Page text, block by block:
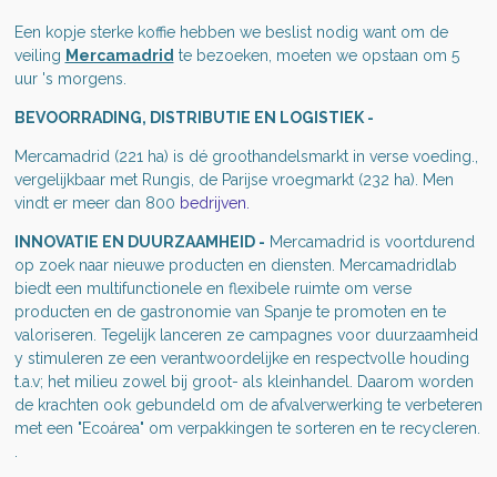
Een kopje sterke koffie hebben we beslist nodig want om de
veiling Mercamadrid te bezoeken, moeten we opstaan om 5
uur 's morgens.
BEVOORRADING, DISTRIBUTIE EN LOGISTIEK -
Mercamadrid (221 ha) is dé groothandelsmarkt in verse voeding.,
vergelijkbaar met Rungis, de Parijse vroegmarkt (232 ha). Men
vindt er meer dan 800 bedrijven.
INNOVATIE EN DUURZAAMHEID- Mercamadrid is voortdurend
op zoek naar nieuwe producten en diensten. Mercamadridlab
biedt een multifunctionele en flexibele ruimte om verse
producten en de gastronomie van Spanje te promoten en te
valoriseren. Tegelijk lanceren ze campagnes voor duurzaamheid
y stimuleren ze een verantwoordelijke en respectvolle houding
t.a.v; het milieu zowel bij groot- als kleinhandel. Daarom worden
de krachten ook gebundeld om de afvalverwerking te verbeteren
met een "Ecoárea" om verpakkingen te sorteren en te recycleren.